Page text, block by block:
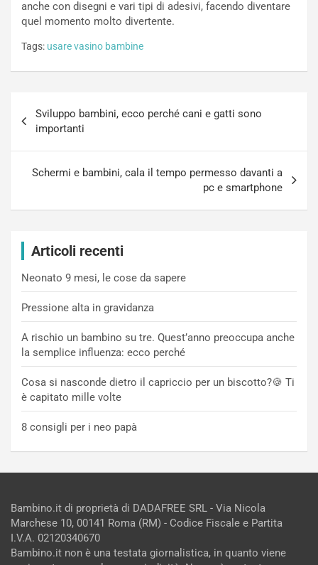
anche con disegni e vari tipi di adesivi, facendo diventare
quel momento molto divertente.
Tags: usare vasino bambine
articoli
Sviluppo bambini, ecco perché cani e gatti sono
importanti
Schermi e bambini, cala il tempo permesso davanti a
pc e smartphone
Articoli recenti
Neonato 9 mesi, le cose da sapere
Pressione alta in gravidanza
A rischio un bambino su tre. Quest’anno preoccupa anche
la semplice influenza: ecco perché
Cosa si nasconde dietro il capriccio per un biscotto?🍪 Ti
è capitato mille volte
8 consigli per i neo papà
Bambino.it di proprietà di DADAFREE SRL - Via Nicola
Marchese 10, 00141 Roma (RM) - Codice Fiscale e Partita
I.V.A. 02120340670
Bambino.it non è una testata giornalistica, in quanto viene